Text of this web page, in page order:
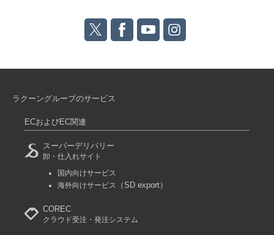
ラクーングループのサービス
ECおよびEC関連
スーパーデリバリー
卸・仕入れサイト
国内向けサービス
海外向けサービス
（SD export）
COREC
クラウド受注・発注システム